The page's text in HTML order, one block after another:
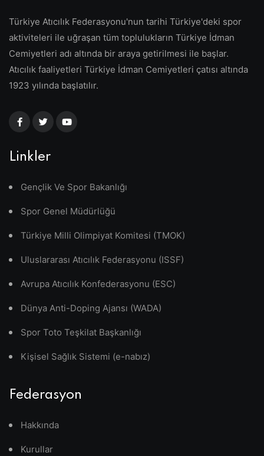
Türkiye Atıcılık Federasyonu'nun tarihi Türkiye'deki spor
aktiviteleri ile uğraşan tüm toplulukların Türkiye İdman
Cemiyetleri adı altında bir araya getirilmesi ile başlar.
Atıcılık faaliyetleri Türkiye İdman Cemiyetleri çatısı altında
1923 yılında başlatılır.
Linkler
Gençlik Ve Spor Bakanlığı
Spor Genel Müdürlüğü
Türkiye Milli Olimpiyat Komitesi (TMOK)
Uluslararası Atıcılık Federasyonu (ISSF)
Avrupa Atıcılık Konfederasyonu (ESC)
Dünya Anti-Doping Ajansı (WADA)
Spor Toto Teşkilat Başkanlığı
Kişisel Sağlık Sistemi (e-nabız)
Federasyon
Hakkında
Kurullar